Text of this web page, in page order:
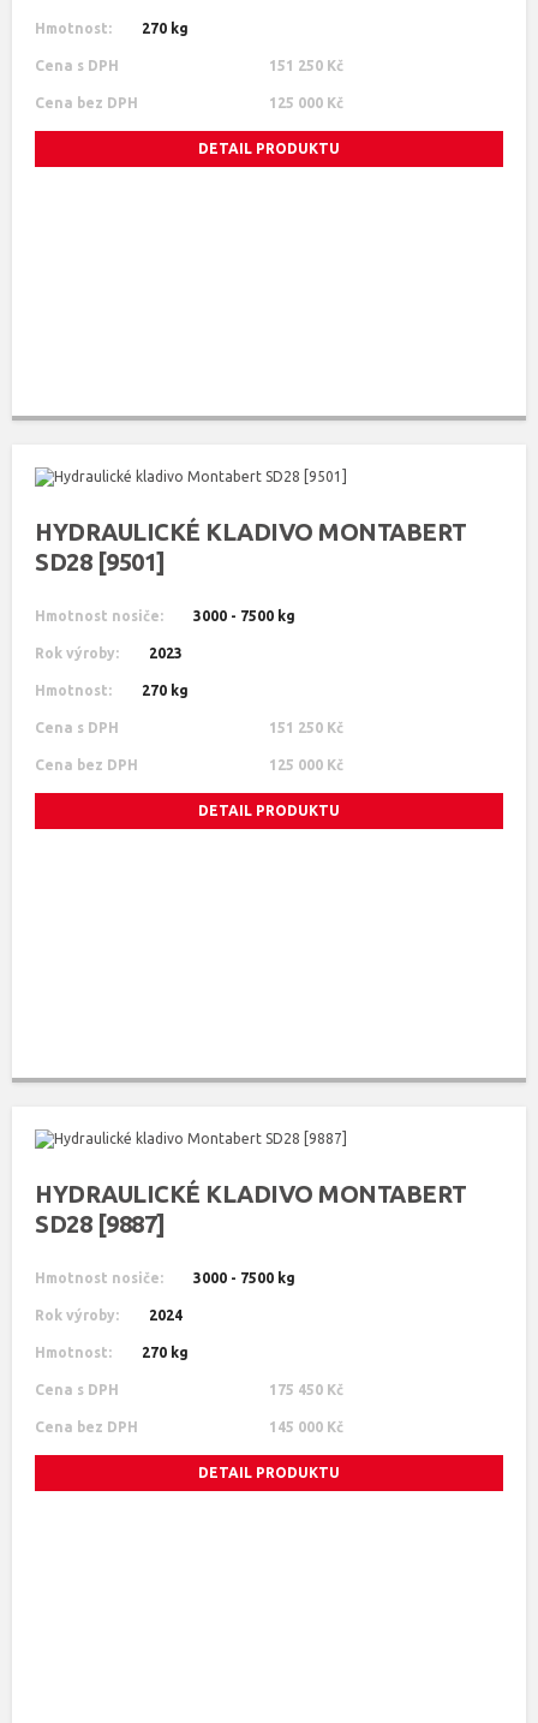
Hmotnost: 270 kg
Cena s DPH 151 250 Kč
Cena bez DPH 125 000 Kč
DETAIL PRODUKTU
HYDRAULICKÉ KLADIVO MONTABERT
SD28 [9501]
Hmotnost nosiče: 3000 - 7500 kg
Rok výroby: 2023
Hmotnost: 270 kg
Cena s DPH 151 250 Kč
Cena bez DPH 125 000 Kč
DETAIL PRODUKTU
HYDRAULICKÉ KLADIVO MONTABERT
SD28 [9887]
Hmotnost nosiče: 3000 - 7500 kg
Rok výroby: 2024
Hmotnost: 270 kg
Cena s DPH 175 450 Kč
Cena bez DPH 145 000 Kč
DETAIL PRODUKTU